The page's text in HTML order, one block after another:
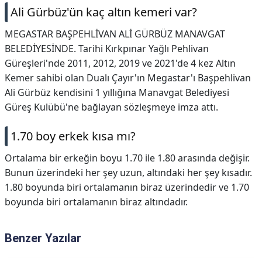
Ali Gürbüz'ün kaç altın kemeri var?
MEGASTAR BAŞPEHLİVAN ALİ GÜRBÜZ MANAVGAT
BELEDİYESİNDE. Tarihi Kırkpınar Yağlı Pehlivan
Güreşleri'nde 2011, 2012, 2019 ve 2021'de 4 kez Altın
Kemer sahibi olan Dualı Çayır'ın Megastar'ı Başpehlivan
Ali Gürbüz kendisini 1 yıllığına Manavgat Belediyesi
Güreş Kulübü'ne bağlayan sözleşmeye imza attı.
1.70 boy erkek kısa mı?
Ortalama bir erkeğin boyu 1.70 ile 1.80 arasında değişir.
Bunun üzerindeki her şey uzun, altındaki her şey kısadır.
1.80 boyunda biri ortalamanın biraz üzerindedir ve 1.70
boyunda biri ortalamanın biraz altındadır.
Benzer Yazılar